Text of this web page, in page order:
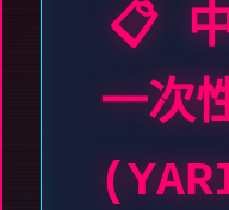
📋
一次